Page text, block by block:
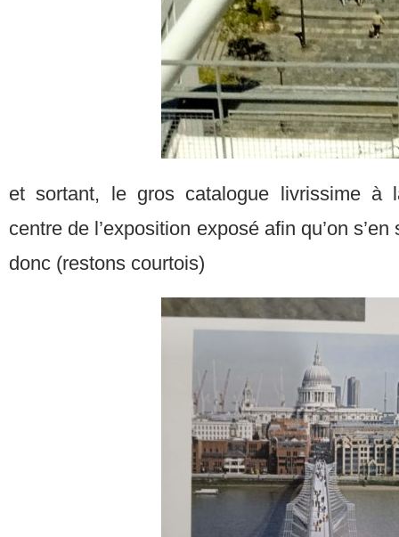
et sortant, le gros catalogue livrissime à
centre de l’exposition exposé afin qu’on
donc (restons courtois)